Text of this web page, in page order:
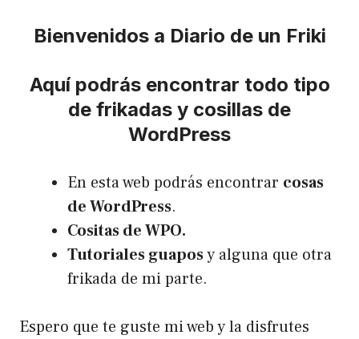
Bienvenidos a Diario de un Friki
Aquí podrás encontrar todo tipo
de frikadas y cosillas de
WordPress
En esta web podrás encontrar cosas
de WordPress.
Cositas de WPO.
Tutoriales guaposy alguna que otra
frikada de mi parte.
Espero que te guste mi web y la disfrutes